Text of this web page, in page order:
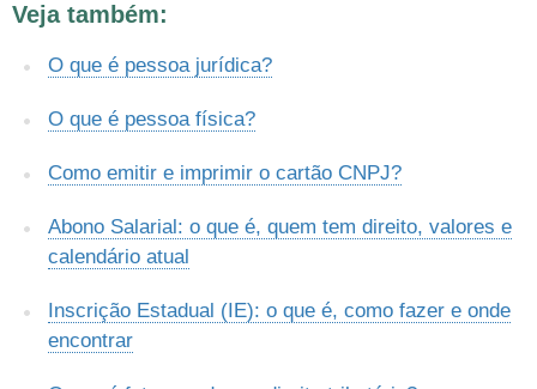
Veja também:
O que é pessoa jurídica?
O que é pessoa física?
Como emitir e imprimir o cartão CNPJ?
Abono Salarial: o que é, quem tem direito, valores e
calendário atual
Inscrição Estadual (IE): o que é, como fazer e onde
encontrar